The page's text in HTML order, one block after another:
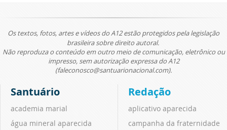
Os textos, fotos, artes e vídeos do A12 estão protegidos pela legislação
brasileira sobre direito autoral.
Não reproduza o conteúdo em outro meio de comunicação, eletrônico ou
impresso, sem autorização expressa do A12
(faleconosco@santuarionacional.com).
Santuário
academia marial
água mineral aparecida
Redação
aplicativo aparecida
campanha da fraternidade